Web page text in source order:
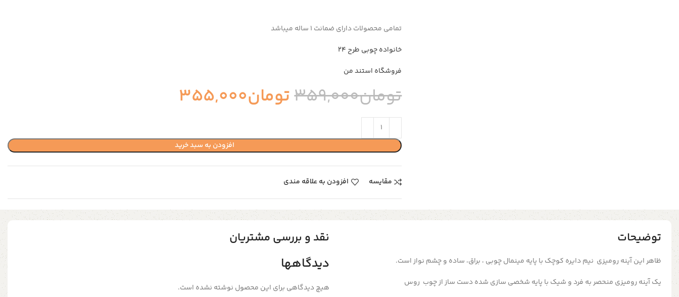
تمامی محصولات دارای ضمانت ۱ ساله میباشد
خانواده چوبی طرح ۲۴
فروشگاه استند من
تومان359,000تومان355,000
افزودن به سبد خرید
مقایسه افزودن به علاقه مندی
توضیحات
ظاهر این آینه رومیزی نیم دایره کوچک با پایه مینمال چوبی ، براق، ساده و چشم نواز است.
یک آینه رومیزی منحصر به فرد و شیک با پایه شخصی سازی شده دست ساز از چوب روس
نقد و بررسی مشتریان
دیدگاهها
هیچ دیدگاهی برای این محصول نوشته نشده است.